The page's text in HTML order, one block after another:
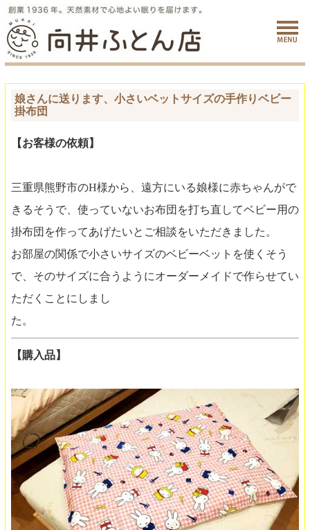
娘さんに送ります、小さいベットサイズの手作りベビー
掛布団
【お客様の依頼】
三重県熊野市のH様から、遠方にいる娘様に赤ちゃんがで
きるそうで、使っていないお布団を打ち直してベビー用の
掛布団を作ってあげたいとご相談をいただきました。
お部屋の関係で小さいサイズのベビーベットを使くそう
で、そのサイズに合うようにオーダーメイドで作らせてい
ただくことにしまし
た。
【購入品】